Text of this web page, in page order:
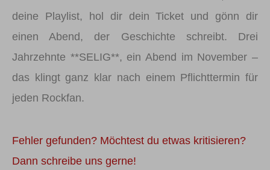
deine Playlist, hol dir dein Ticket und gönn dir
einen Abend, der Geschichte schreibt. Drei
Jahrzehnte **SELIG**, ein Abend im November –
das klingt ganz klar nach einem Pflichttermin für
jeden Rockfan.
Fehler gefunden? Möchtest du etwas kritisieren?
Dann schreibe uns gerne!